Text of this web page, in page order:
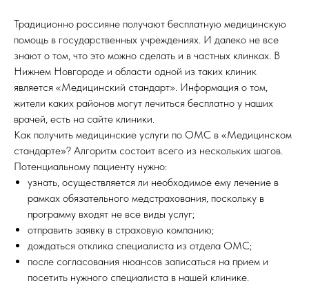
Традиционно россияне получают бесплатную медицинскую
помощь в государственных учреждениях. И далеко не все
знают о том, что это можно сделать и в частных клинках. В
Нижнем Новгороде и области одной из таких клиник
является «Медицинский стандарт». Информация о том,
жители каких районов могут лечиться бесплатно у наших
врачей, есть на сайте клиники.
Как получить медицинские услуги по ОМС в «Медицинском
стандарте»? Алгоритм состоит всего из нескольких шагов.
Потенциальному пациенту нужно:
узнать, осуществляется ли необходимое ему лечение в
рамках обязательного медстрахования, поскольку в
программу входят не все виды услуг;
отправить заявку в страховую компанию;
дождаться отклика специалиста из отдела ОМС;
после согласования нюансов записаться на прием и
посетить нужного специалиста в нашей клинике.